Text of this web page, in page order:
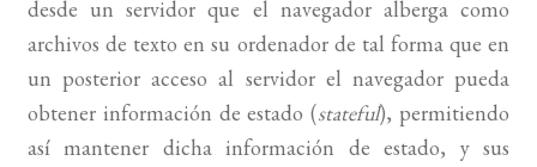
desde un servidor que el navegador alberga como
archivos de texto en su ordenador de tal forma que en
un posterior acceso al servidor el navegador pueda
obtener información de estado (stateful), permitiendo
así mantener dicha información de estado, y sus